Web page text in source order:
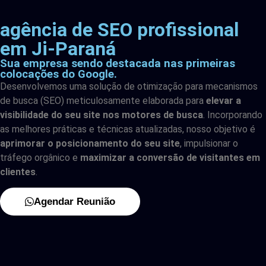
agência de SEO profissional
em Ji-Paraná
Sua empresa sendo destacada nas primeiras
colocações do Google.
Desenvolvemos uma solução de otimização para mecanismos
de busca (SEO) meticulosamente elaborada para elevar a
visibilidade do seu site nos motores de busca. Incorporando
as melhores práticas e técnicas atualizadas, nosso objetivo é
aprimorar o posicionamento do seu site, impulsionar o
tráfego orgânico e maximizar a conversão de visitantes em
clientes.
Agendar Reunião